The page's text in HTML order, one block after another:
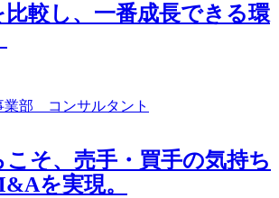
較し、一番成長できる環
業部 コンサルタント
そ、売手・買手の気持ち
を実現。